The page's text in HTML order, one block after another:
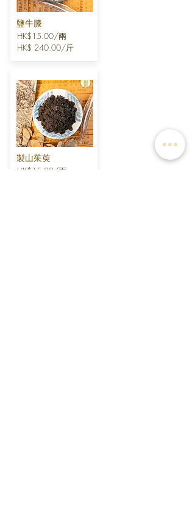
鹽牛膝
HK$15.00/兩
HK$ 240.00/斤
製山茱萸
HK$15.00/兩